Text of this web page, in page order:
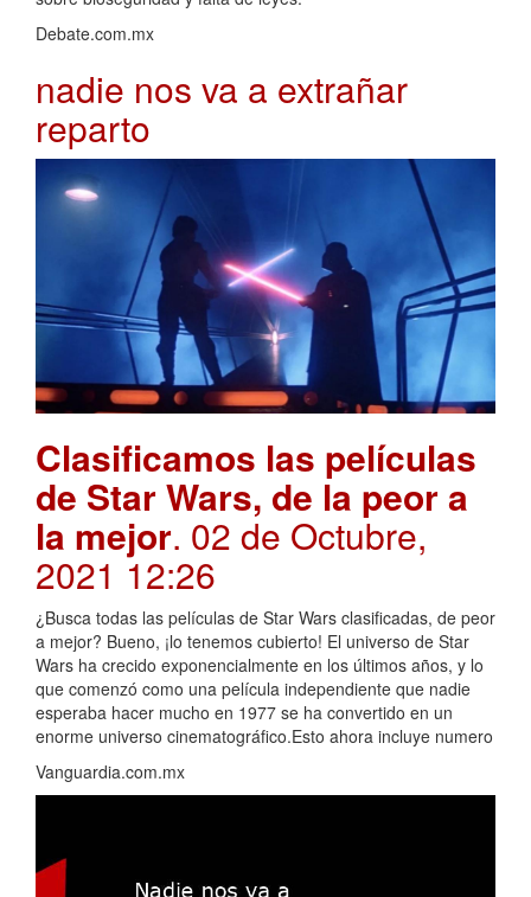
Debate.com.mx
nadie nos va a extrañar
reparto
Clasificamos las películas
de Star Wars, de la peor a
la mejor. 02 de Octubre,
2021 12:26
¿Busca todas las películas de Star Wars clasificadas, de peor
a mejor? Bueno, ¡lo tenemos cubierto! El universo de Star
Wars ha crecido exponencialmente en los últimos años, y lo
que comenzó como una película independiente que nadie
esperaba hacer mucho en 1977 se ha convertido en un
enorme universo cinematográfico.Esto ahora incluye numero
Vanguardia.com.mx